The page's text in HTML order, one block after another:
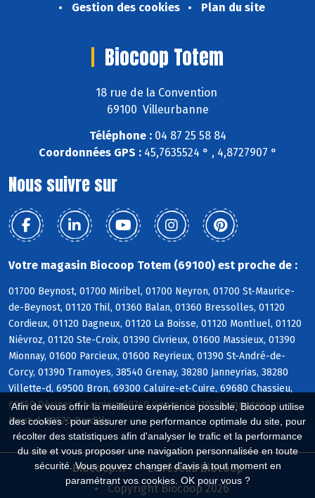
Afin de vous offrir la meilleure expérience possible, Biocoop utilise
des cookies : pour assurer une performance optimale du site, pour
récolter des statistiques afin d'analyser le trafic et la performance
du site et vous proposer une navigation personnalisée en toute
sécurité. Vous pouvez changer d'avis à tout moment en
paramétrant vos cookies. OK pour vous ?
Gestion des cookies
Plan du site
Biocoop Totem
18 rue de la Convention
69100 Villeurbanne
Téléphone :04 87 25 58 84
Coordonnées GPS :45,7635524 ° , 4,8727907 °
Nous suivre sur
Votre magasin Biocoop Totem (69100) est proche de :
01700 Beynost, 01700 Miribel, 01700 Neyron, 01700 St-Maurice-
de-Beynost, 01120 Thil, 01360 Balan, 01360 Bressolles, 01120
Cordieux, 01120 Dagneux, 01120 La Boisse, 01120 Montluel, 01120
Niévroz, 01120 Ste-Croix, 01390 Civrieux, 01600 Massieux, 01390
Mionnay, 01600 Parcieux, 01600 Reyrieux, 01390 St-André-de-
Corcy, 01390 Tramoyes, 38540 Grenay, 38280 Janneyrias, 38280
Villette-d, 69500 Bron, 69300 Caluire-et-Cuire, 69680 Chassieu,
69150 Décines-Charpieu, 69740 Genas, 69410 Champagne-au-
Mont-d, 69570 Dardilly
Biocoop.fr
Le réseau Biocoop
Copyright Biocoop 2026